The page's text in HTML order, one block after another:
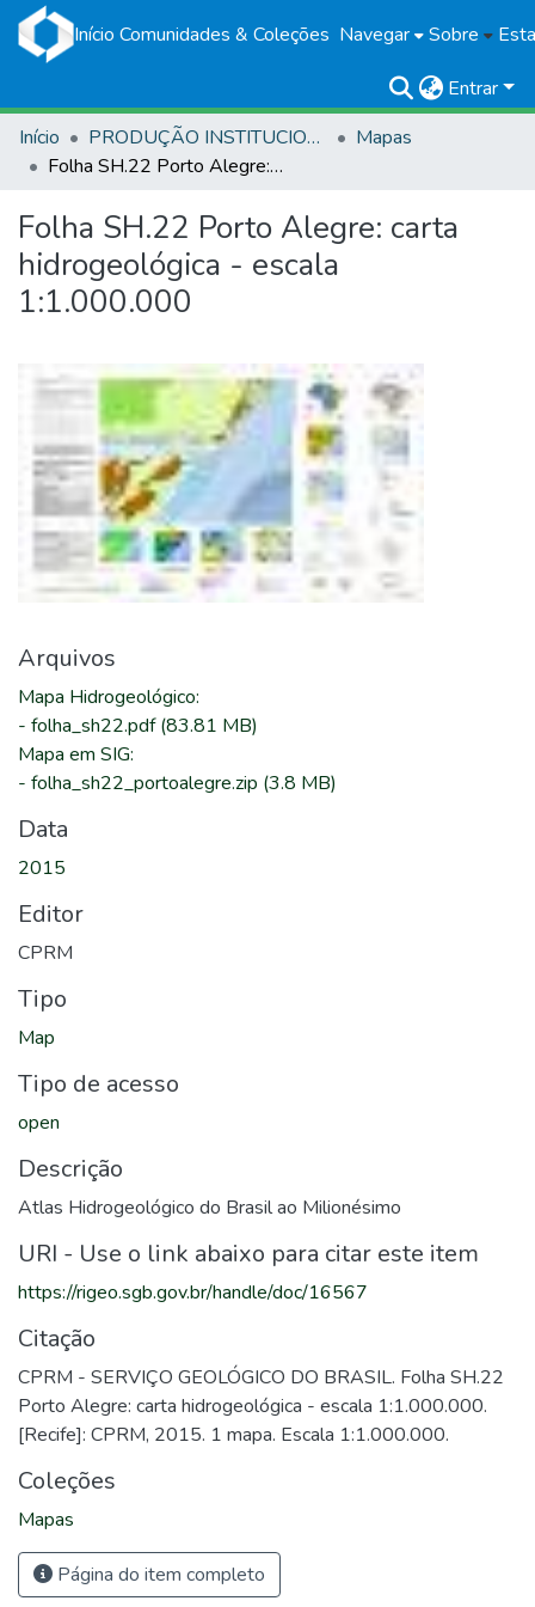
Início Comunidades & Coleções Navegar Sobre
Entrar
Início
PRODUÇÃO INSTITUCIONAL
Mapas
Folha SH.22 Porto Alegre: carta hidrogeológica - escala 1:1.000.000
Folha SH.22 Porto Alegre: carta
hidrogeológica - escala
1:1.000.000
Arquivos
Mapa Hidrogeológico:
- folha_sh22.pdf(83.81 MB)
Mapa em SIG:
- folha_sh22_portoalegre.zip (3.8 MB)
Data
2015
Editor
CPRM
Tipo
Map
Tipo de acesso
open
Descrição
Atlas Hidrogeológico do Brasil ao Milionésimo
URI - Use o link abaixo para citar este item
https://rigeo.sgb.gov.br/handle/doc/16567
Citação
CPRM - SERVIÇO GEOLÓGICO DO BRASIL. Folha SH.22
Porto Alegre: carta hidrogeológica - escala 1:1.000.000.
[Recife]: CPRM, 2015. 1 mapa. Escala 1:1.000.000.
Coleções
Mapas
Página do item completo